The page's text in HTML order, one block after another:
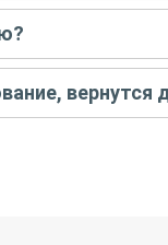
гид проведет
и время, и
место встречи.
вернутся